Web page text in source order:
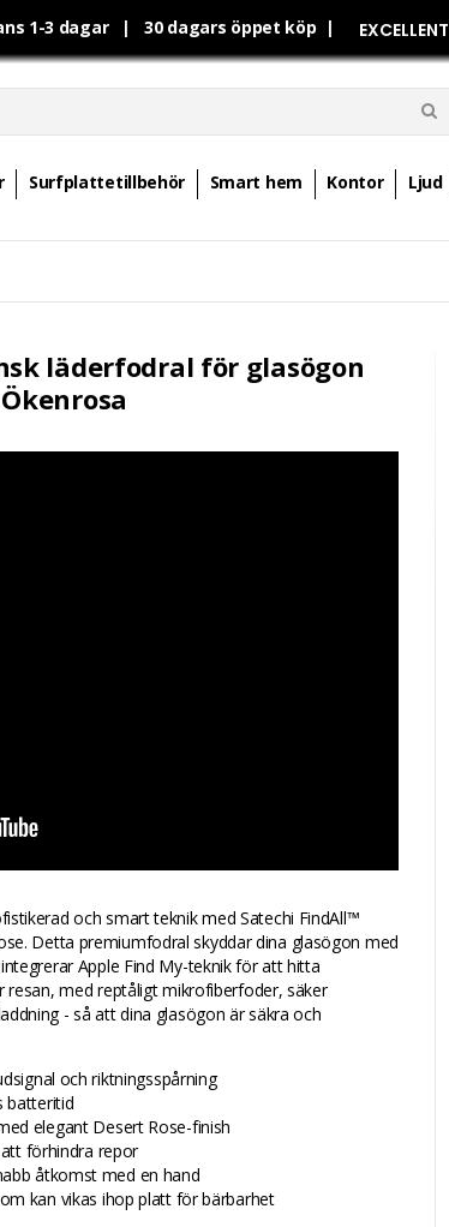
1-3 dagar | 30 dagars öppet köp |
Surfplattetillbehör Smart hem Kontor Ljud
läderfodral för glasögon
och smart teknik med Satechi FindAll™
Detta premiumfodral skyddar dina glasögon med
Apple Find My-teknik för att hitta
med reptåligt mikrofiberfoder, säker
- så att dina glasögon är säkra och
och riktningsspårning
batteritid
elegant Desert Rose-finish
förhindra repor
åtkomst med en hand
kan vikas ihop platt för bärbarhet